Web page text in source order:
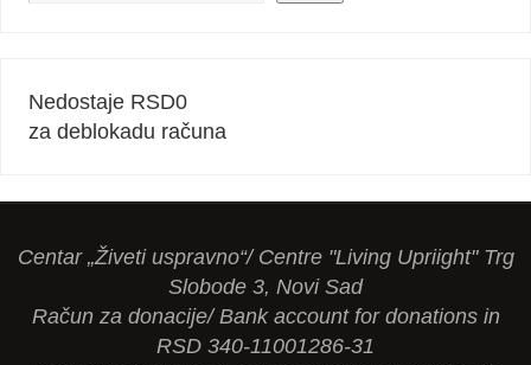
Nedostaje RSD0
za deblokadu računa
Centar „Živeti uspravno“/ Centre "Living Upriight" Trg
Slobode 3, Novi Sad
Račun za donacije/ Bank account for donations in
RSD 340-11001286-31